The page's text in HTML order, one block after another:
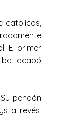
católicos,
El primer
acabó
pendón
al revés,